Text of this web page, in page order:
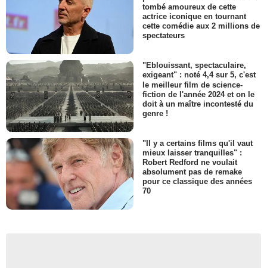
tombé amoureux de cette
actrice iconique en tournant
cette comédie aux 2 millions de
spectateurs
"Eblouissant, spectaculaire,
exigeant" : noté 4,4 sur 5, c'est
le meilleur film de science-
fiction de l'année 2024 et on le
doit à un maître incontesté du
genre !
"Il y a certains films qu'il vaut
mieux laisser tranquilles" :
Robert Redford ne voulait
absolument pas de remake
pour ce classique des années
70